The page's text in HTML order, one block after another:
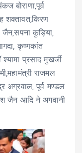
बोराणा,पूर्व
शक्तावत,किरण
जैन,सपना कुड़िया,
कृष्णकांत
प्रसाद मुखर्जी
राजमल
अग्रवाल, पूर्व मण्डल
जैन आदि ने अगवानी